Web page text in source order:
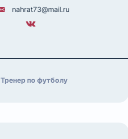
nahrat73@mail.ru
Тренер по футболу